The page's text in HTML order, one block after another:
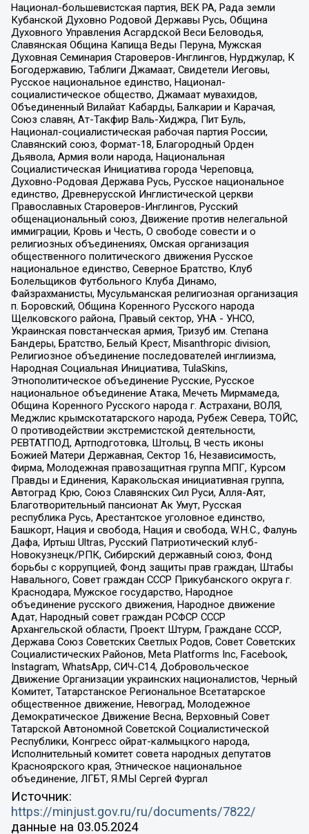
Национал-большевистская партия, ВЕК РА, Рада земли
Кубанской Духовно Родовой Державы Русь, Община
Духовного Управления Асгардской Веси Беловодья,
Славянская Община Капища Веды Перуна, Мужская
Духовная Семинария Староверов-Инглингов, Нурджулар, К
Богодержавию, Таблиги Джамаат, Свидетели Иеговы,
Русское национальное единство, Национал-
социалистическое общество, Джамаат мувахидов,
Объединенный Вилайат Кабарды, Балкарии и Карачая,
Союз славян, Ат-Такфир Валь-Хиджра, Пит Буль,
Национал-социалистическая рабочая партия России,
Славянский союз, Формат-18, Благородный Орден
Дьявола, Армия воли народа, Национальная
Социалистическая Инициатива города Череповца,
Духовно-Родовая Держава Русь, Русское национальное
единство, Древнерусской Инглистической церкви
Православных Староверов-Инглингов, Русский
общенациональный союз, Движение против нелегальной
иммиграции, Кровь и Честь, О свободе совести и о
религиозных объединениях, Омская организация
общественного политического движения Русское
национальное единство, Северное Братство, Клуб
Болельщиков Футбольного Клуба Динамо,
Файзрахманисты, Мусульманская религиозная организация
п. Боровский, Община Коренного Русского народа
Щелковского района, Правый сектор, УНА - УНСО,
Украинская повстанческая армия, Тризуб им. Степана
Бандеры, Братство, Белый Крест, Misanthropic division,
Религиозное объединение последователей инглиизма,
Народная Социальная Инициатива, TulaSkins,
Этнополитическое объединение Русские, Русское
национальное объединение Атака, Мечеть Мирмамеда,
Община Коренного Русского народа г. Астрахани, ВОЛЯ,
Меджлис крымскотатарского народа, Рубеж Севера, ТОЙС,
О противодействии экстремистской деятельности,
РЕВТАТПОД, Артподготовка, Штольц, В честь иконы
Божией Матери Державная, Сектор 16, Независимость,
Фирма, Молодежная правозащитная группа МПГ, Курсом
Правды и Единения, Каракольская инициативная группа,
Автоград Крю, Союз Славянских Сил Руси, Алля-Аят,
Благотворительный пансионат Ак Умут, Русская
республика Русь, Арестантское уголовное единство,
Башкорт, Нация и свобода, Нация и свобода, W.H.С., Фалунь
Дафа, Иртыш Ultras, Русский Патриотический клуб-
Новокузнецк/РПК, Сибирский державный союз, Фонд
борьбы с коррупцией, Фонд защиты прав граждан, Штабы
Навального, Совет граждан СССР Прикубанского округа г.
Краснодара, Мужское государство, Народное
объединение русского движения, Народное движение
Адат, Народный совет граждан РСФСР СССР
Архангельской области, Проект Штурм, Граждане СССР,
Держава Союз Советских Светлых Родов, Совет Советских
Социалистических Районов, Meta Platforms Inc, Facebook,
Instagram, WhatsApp, СИЧ-С14, Добровольческое
Движение Организации украинских националистов, Черный
Комитет, Татарстанское Региональное Всетатарское
общественное движение, Невоград, Молодежное
Демократическое Движение Весна, Верховный Совет
Татарской Автономной Советской Социалистической
Республики, Конгресс ойрат-калмыцкого народа,
Исполнительный комитет совета народных депутатов
Красноярского края, Этническое национальное
объединение, ЛГБТ, Я.МЫ Сергей Фургал
Источник:
https://minjust.gov.ru/ru/documents/7822/
данные на 03.05.2024